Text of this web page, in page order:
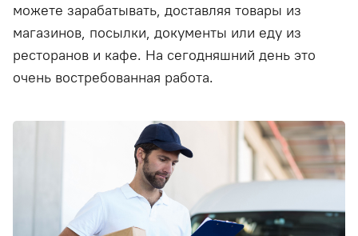
можете зарабатывать, доставляя товары из
магазинов, посылки, документы или еду из
ресторанов и кафе. На сегодняшний день это
очень востребованная работа.